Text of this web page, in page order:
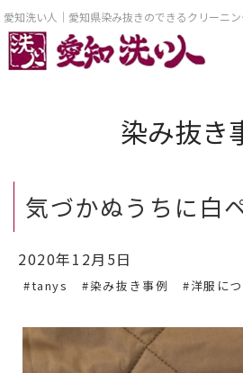
愛知洗い人｜愛知県染み抜きのできるクリーニ
染み抜き
気づかぬうちに白
2020年12月5日
#tanys #染み抜き事例 #洋服に